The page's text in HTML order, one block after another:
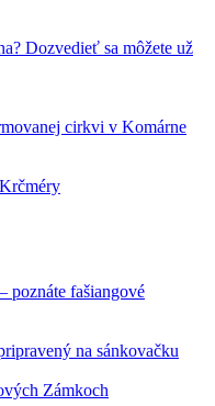
Dozvedieť sa môžete už
cirkvi v Komárne
poznáte fašiangové
na sánkovačku
Zámkoch